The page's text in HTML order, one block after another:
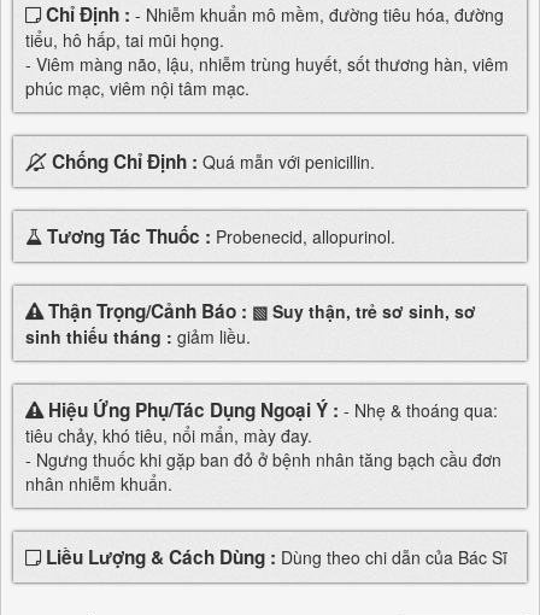
Chỉ Định : - Nhiễm khuẩn mô mềm, đường tiêu hóa, đường
tiểu, hô hấp, tai mũi họng.
- Viêm màng não, lậu, nhiễm trùng huyết, sốt thương hàn, viêm
phúc mạc, viêm nội tâm mạc.
Chống Chỉ Định : Quá mẫn với penicillin.
Tương Tác Thuốc : Probenecid, allopurinol.
Thận Trọng/Cảnh Báo : ▧ Suy thận, trẻ sơ sinh, sơ
sinh thiếu tháng : giảm liều.
Hiệu Ứng Phụ/Tác Dụng Ngoại Ý : - Nhẹ & thoáng qua:
tiêu chảy, khó tiêu, nổi mẩn, mày đay.
- Ngưng thuốc khi gặp ban đỏ ở bệnh nhân tăng bạch cầu đơn
nhân nhiễm khuẩn.
Liều Lượng & Cách Dùng : Dùng theo chi dẫn của Bác Sĩ